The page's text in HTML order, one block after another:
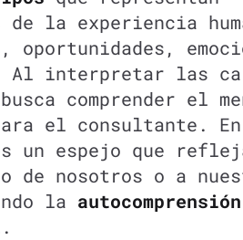
la experiencia
oportunidades,
Al interpretar las
comprender el
el consultante. En
un espejo que
de nosotros o a
la autocomprensión
.